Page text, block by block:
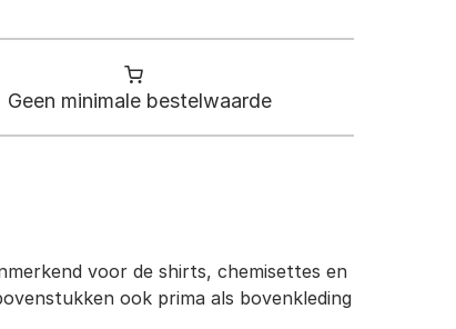
Geen minimale bestelwaarde
voor de shirts, chemisettes en
ook prima als bovenkleding